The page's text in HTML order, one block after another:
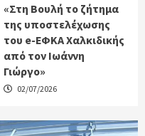
«Στη Βουλή το ζήτημα
της υποστελέχωσης
του e-ΕΦΚΑ Χαλκιδικής
από τον Ιωάννη
Γιώργο»
02/07/2026